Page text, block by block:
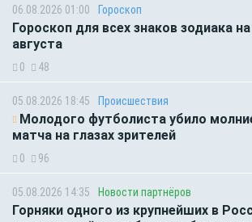
06.08.2026 01:00 Гороскоп
Гороскоп для всех знаков зодиака
августа
0 48
05.08.2026 18:45 Происшествия
Молодого футболиста убило
матча на глазах зрителей
0 96
05.08.2026 14:35 Новости партнёров
Горняки одного из крупнейших в